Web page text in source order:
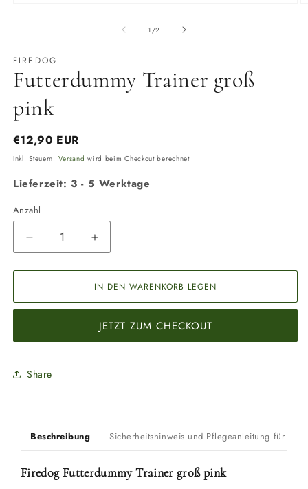
1 /von
2
FIREDOG
Futterdummy Trainer groß
pink
Normaler
Preis
€12,90 EUR
Inkl. Steuern. Versand wird beim Checkout berechnet
Lieferzeit: 3 - 5 Werktage
Anzahl
Anzahl
Verringere
die
Menge
Futterdummy
pink
Erhöhe
die
Menge
für
Futterdummy
groß
pink
IN DEN WARENKORB LEGEN
JETZT ZUM CHECKOUT
Share
Beschreibung Sicherheitshinweis und Pflegeanleitung für
Firedog Futterdummy Trainer groß pink